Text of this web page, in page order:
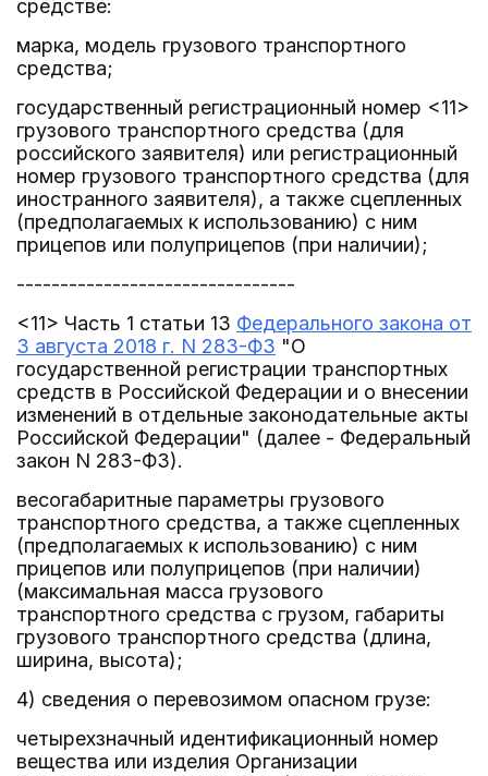
средстве:
марка, модель грузового транспортного
средства;
государственный регистрационный номер <11>
грузового транспортного средства (для
российского заявителя) или регистрационный
номер грузового транспортного средства (для
иностранного заявителя), а также сцепленных
(предполагаемых к использованию) с ним
прицепов или полуприцепов (при наличии);
--------------------------------
<11> Часть 1 статьи 13 Федерального закона от
3 августа 2018 г. N 283-ФЗ "О
государственной регистрации транспортных
средств в Российской Федерации и о внесении
изменений в отдельные законодательные акты
Российской Федерации" (далее - Федеральный
закон N 283-ФЗ).
весогабаритные параметры грузового
транспортного средства, а также сцепленных
(предполагаемых к использованию) с ним
прицепов или полуприцепов (при наличии)
(максимальная масса грузового
транспортного средства с грузом, габариты
грузового транспортного средства (длина,
ширина, высота);
4) сведения о перевозимом опасном грузе:
четырехзначный идентификационный номер
вещества или изделия Организации